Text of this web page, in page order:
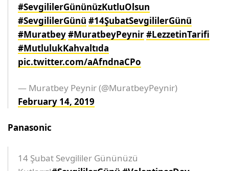
#SevgililerGününüzKutluOlsun
#SevgililerGünü #14ŞubatSevgililerGünü
#Muratbey#MuratbeyPeynir#LezzetinTarifi
#MutlulukKahvaltıda
pic.twitter.com/aAfndnaCPo
— Muratbey Peynir (@MuratbeyPeynir)
February 14, 2019
Panasonic
14 Şubat Sevgililer Gününüzü